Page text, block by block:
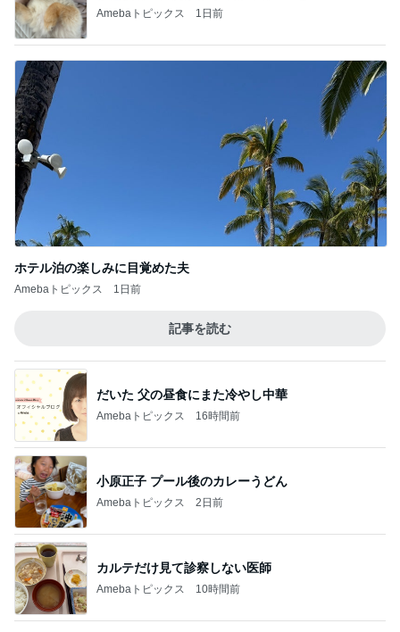
Amebaトピックス 1日前
ホテル泊の楽しみに目覚めた夫
Amebaトピックス 1日前
記事を読む
だいた 父の昼食にまた冷やし中華
Amebaトピックス 16時間前
小原正子 プール後のカレーうどん
Amebaトピックス 2日前
カルテだけ見て診察しない医師
Amebaトピックス 10時間前